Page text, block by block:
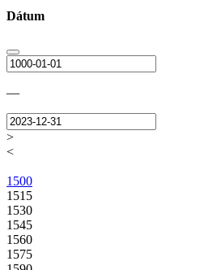
Dátum
—
>
<
1500
1515
1530
1545
1560
1575